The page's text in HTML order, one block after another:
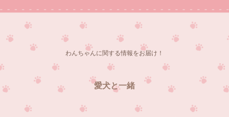
わんちゃんに関する情報をお届け！
愛犬と一緒